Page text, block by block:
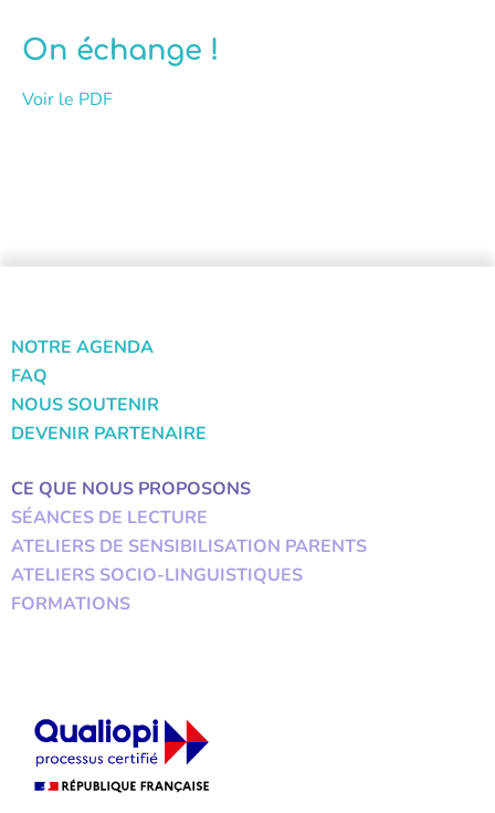
On échange !
Voir le PDF
NOTRE AGENDA
FAQ
NOUS SOUTENIR
DEVENIR PARTENAIRE
CE QUE NOUS PROPOSONS
SÉANCES DE LECTURE
ATELIERS DE SENSIBILISATION PARENTS
ATELIERS SOCIO-LINGUISTIQUES
FORMATIONS